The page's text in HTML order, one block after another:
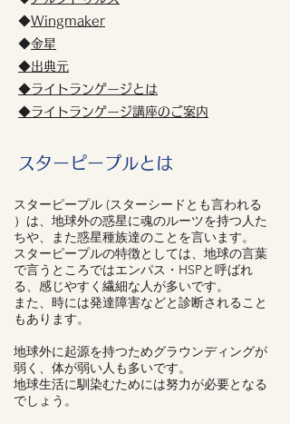
​◆Wingmaker
◆金星
​◆出典元
◆ライトランゲージとは
◆ライトランゲージ講座のご案内
スターピープルとは
スターピープル (スターシードとも言われる
）は、地球外の惑星に魂のルーツを持つ人た
ちや、また惑星種族達のことを言います。
スターピープルの特徴としては、地球の言葉
で言うところではエンパス・ HSPと呼ばれ
る、感じやすく繊細な人が多いです。
また、時には発達障害などと診断されること
もあります。
地球外に起源を持つためグラウンディングが
弱く、体が弱い人も多いです。
地球生活に馴染むためには努力が必要となる
でしょう。